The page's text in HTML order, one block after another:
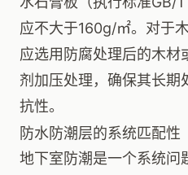
应不大于160g/㎡。对于
应选用防腐处理后的木材
剂加压处理，确保其长期
抗性。
防水防潮层的系统匹配性
地下室防潮是一个系统问